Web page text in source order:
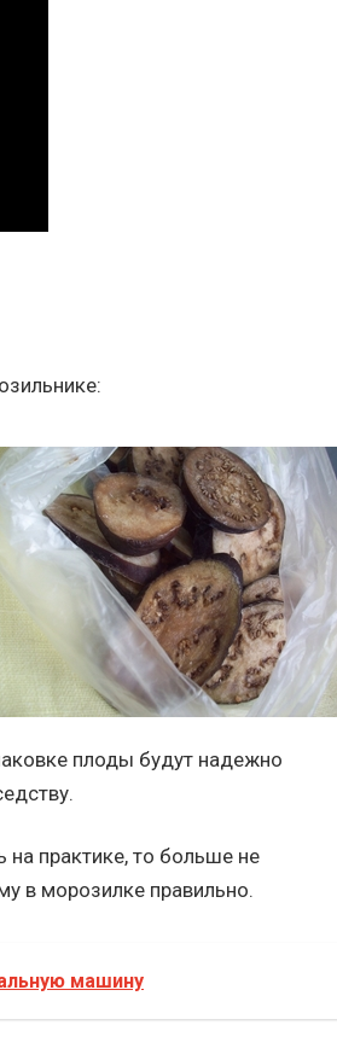
плоды будут надежно
на практике, то больше не
в морозилке правильно.
машину